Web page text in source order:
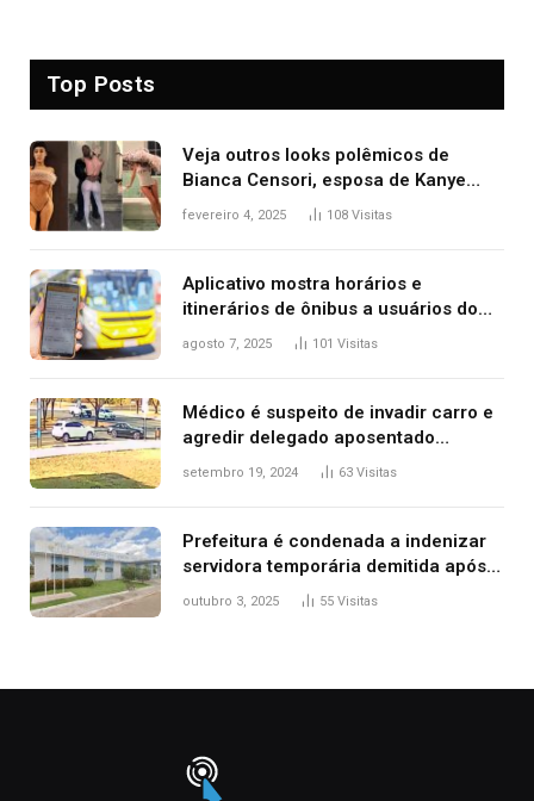
Top Posts
Veja outros looks polêmicos de
Bianca Censori, esposa de Kanye
West que apareceu nua no Grammy
fevereiro 4, 2025 108 Visitas
Aplicativo mostra horários e
itinerários de ônibus a usuários do
transporte público de Palmas; confira
agosto 7, 2025 101 Visitas
Médico é suspeito de invadir carro e
agredir delegado aposentado
durante confusão no trânsito
setembro 19, 2024 63 Visitas
Prefeitura é condenada a indenizar
servidora temporária demitida após
nascimento da filha
outubro 3, 2025 55 Visitas